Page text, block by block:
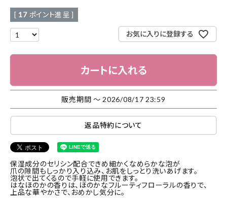
[ 17 ポイント進呈 ]
お気に入りに登録する
カートに入れる
販売期間 〜 2026/08/17 23:59
返品特約について
保湿成分のセリシン配合できめ細かくなめらかな泡が
爪の隙間もしっかり入り込み、お肌をしっとり洗いあげます。
泡状で出てくるので手軽に使用できます。
はなほのかの香りは、ほのかなフルーティフローラルの香りで、
上品な華やかさで、おめかし気分に。